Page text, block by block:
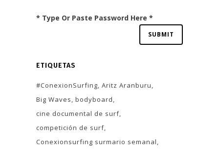
* Type Or Paste Password Here *
ETIQUETAS
#ConexionSurfing Aritz Aranburu
Big Waves bodyboard
cine documental de surf
competición de surf
Conexionsurfing surmario semanal